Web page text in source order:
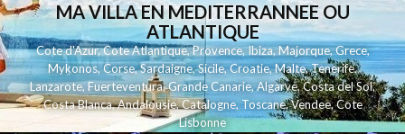
MA VILLA EN MEDITERRANNEE OU
ATLANTIQUE
Cote d'Azur,Cote Atlantique,Provence,Ibiza,Majorque,Grece,
Mykonos,Corse,Sardaigne,Sicile,Croatie,Malte,Tenerife,
Lanzarote,Fuerteventura,Grande Canarie,Algarve,Costa del Sol,
Costa Blanca,Andalousie,Catalogne,Toscane,Vendee,Cote
Lisbonne